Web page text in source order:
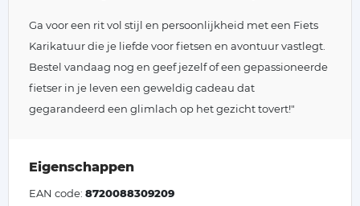
Ga voor een rit vol stijl en persoonlijkheid met een Fiets
Karikatuur die je liefde voor fietsen en avontuur vastlegt.
Bestel vandaag nog en geef jezelf of een gepassioneerde
fietser in je leven een geweldig cadeau dat
gegarandeerd een glimlach op het gezicht tovert!"
Eigenschappen
EAN code: 8720088309209